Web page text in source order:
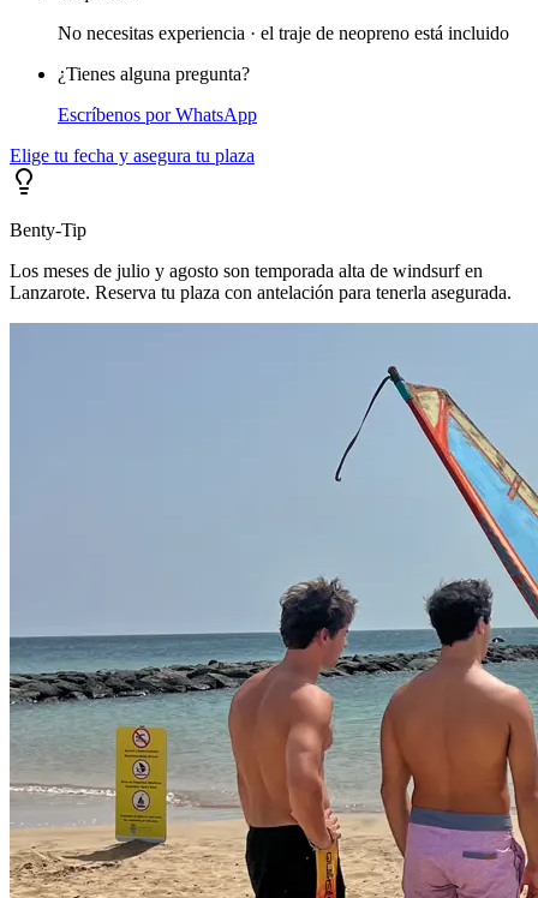
No necesitas experiencia · el traje de neopreno está incluido
¿Tienes alguna pregunta?
Escríbenos por WhatsApp
Elige tu fecha y asegura tu plaza
Benty-Tip
Los meses de julio y agosto son temporada alta de windsurf en
Lanzarote. Reserva tu plaza con antelación para tenerla asegurada.